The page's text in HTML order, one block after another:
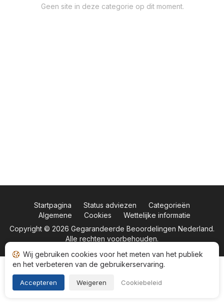
Geen site in deze categorie op dit moment.
Startpagina Status adviezen
Categorieën
Algemene
Cookies
Wettelijke informatie
Copyright © 2026 Gegarandeerde Beoordelingen Nederland.
Alle rechten voorbehouden.
Wij gebruiken cookies voor het meten van het publiek
en het verbeteren van de gebruikerservaring.
Accepteren Weigeren Cookiebeleid